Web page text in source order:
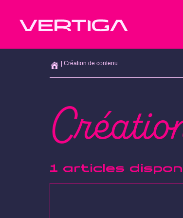
Création de contenu
1 articles